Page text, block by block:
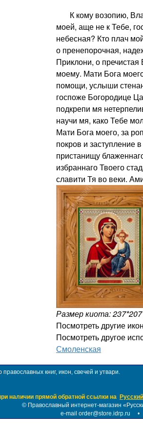
К кому возопию,
моей, аще не к Тебе,
небесная? Кто плач
о пренепорочная,
Приклони, о
моему. Мати Бога
помощи, услыши
госпоже Богородице
подкрепи мя
научи мя, како Тебе
Мати Бога моего, за
покров и заступление
пристанищу
избраннаго Твоего
славити Тя во веки.
Размер киота:
Посмотреть другие
Посмотреть другое
Смоленская
книг, икон, свечей и утвари.
наличии прямой обратной ссылки на
© Православный интернет-магазин
e-mail order@store.idrp.ru •